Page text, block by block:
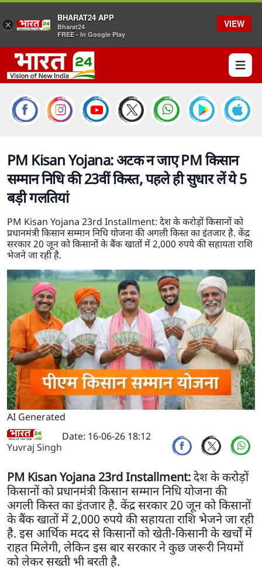
Open
PM Kisan Yojana: अटक न जाए PM किसान
सम्मान निधि की 23वीं किस्त, पहले ही सुधार लें ये 5
बड़ी गलतियां
PM Kisan Yojana 23rd Installment: देश के करोड़ों किसानों को
प्रधानमंत्री किसान सम्मान निधि योजना की अगली किस्त का इंतजार है. केंद्र
सरकार 20 जून को किसानों के बैंक खातों में 2,000 रुपये की सहायता राशि
भेजने जा रही है.
AI Generated
Yuvraj Singh
Date: 16-06-26 18:12
PM Kisan Yojana 23rd Installment:देश के करोड़ों
किसानों को प्रधानमंत्री किसान सम्मान निधि योजना की
अगली किस्त का इंतजार है. केंद्र सरकार 20 जून को किसानों
के बैंक खातों में 2,000 रुपये की सहायता राशि भेजने जा रही
है. इस आर्थिक मदद से किसानों को खेती-किसानी के खर्चों में
राहत मिलेगी, लेकिन इस बार सरकार ने कुछ जरूरी नियमों
को लेकर सख्ती भी बरती है.
×
BHARAT24 APP
Bharat24
FREE - In Google Play
VIEW